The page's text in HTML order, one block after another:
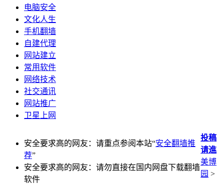
电脑安全
文化人生
手机翻墙
自建代理
网站建立
常用软件
网络技术
社交通讯
网站推广
卫星上网
安全要求高的网友：请重点参阅本站“安全翻墙推
荐”
安全要求高的网友：请勿直接在国内网盘下载翻墙
软件
投稿
请進
美博
园 >